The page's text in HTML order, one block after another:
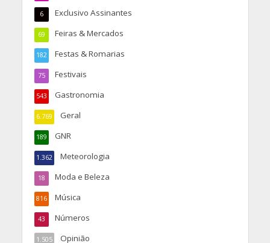
Exclusivo Assinantes
6
Feiras & Mercados
69
Festas & Romarias
182
Festivais
75
Gastronomia
543
Geral
6.769
GNR
189
Meteorologia
1.362
Moda e Beleza
18
Música
816
Números
43
Opinião
1.505